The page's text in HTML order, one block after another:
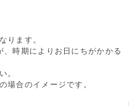
ります。
時期によりお日にちがかかる
。
場合のイメージです。